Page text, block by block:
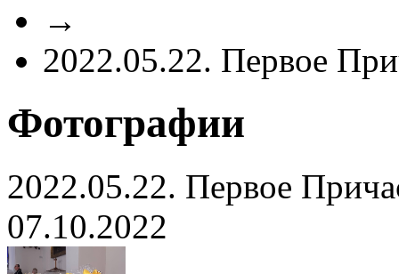
→
2022.05.22. Первое
Фотографии
2022.05.22. Первое
07.10.2022